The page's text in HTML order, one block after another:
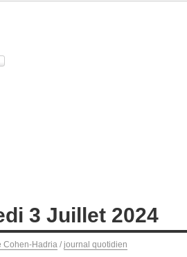
3 Juillet 2024
Cohen-Hadria / journal quotidien